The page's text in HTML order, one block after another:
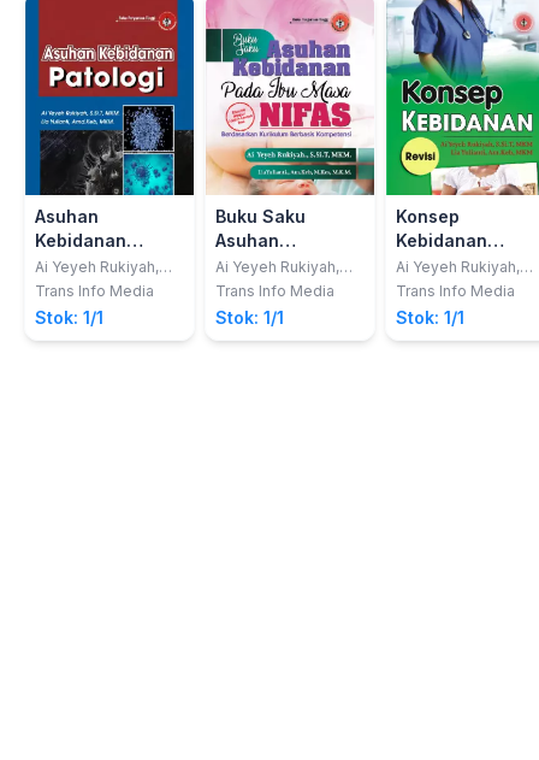
Asuhan
Kebidanan
Patologi
Ai Yeyeh Rukiyah,
S.Si.T, MKM; Lia
MKM
Trans Info Media
Stok: 1/1
Buku Saku
Asuhan
Kebidanan pada
Ibu Masa Nifas
Berdasarkan
Kurikulum
Ai Yeyeh Rukiyah,
S.Si.T, MKM; Lia
MKM
Trans Info Media
Stok: 1/1
Konsep
Kebidanan
(Revisi)
Ai Yeyeh Rukiyah,
S.Si.T, MKM; Lia
MKM
Trans Info Media
Stok: 1/1